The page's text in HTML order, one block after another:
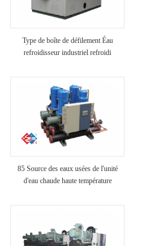
Type de boîte de défilement Éau
refroidisseur industriel refroidi
85 Source des eaux usées de l'unité
d'eau chaude haute température